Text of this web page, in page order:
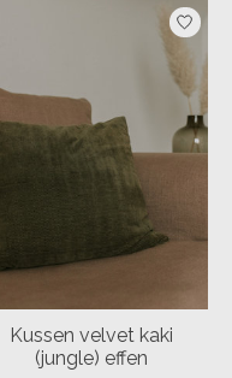
Kussen velvet kaki
(jungle) effen